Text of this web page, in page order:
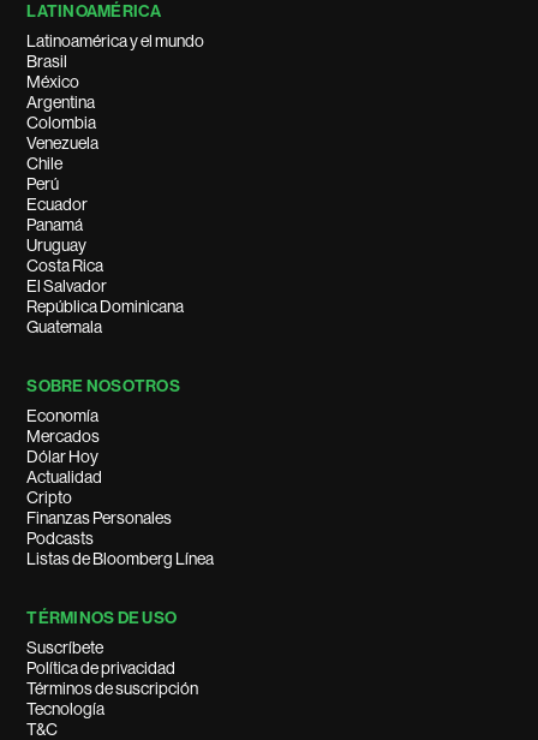
LATINOAMÉRICA
Latinoamérica y el mundo
Brasil
México
Argentina
Colombia
Venezuela
Chile
Perú
Ecuador
Panamá
Uruguay
Costa Rica
El Salvador
República Dominicana
Guatemala
SOBRE NOSOTROS
Economía
Mercados
Dólar Hoy
Actualidad
Cripto
Finanzas Personales
Podcasts
Listas de Bloomberg Línea
TÉRMINOS DE USO
Suscríbete
Política de privacidad
Términos de suscripción
Tecnología
T&C